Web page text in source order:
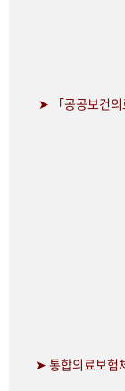
➤ 「공공보건
➤ 통합의료보험